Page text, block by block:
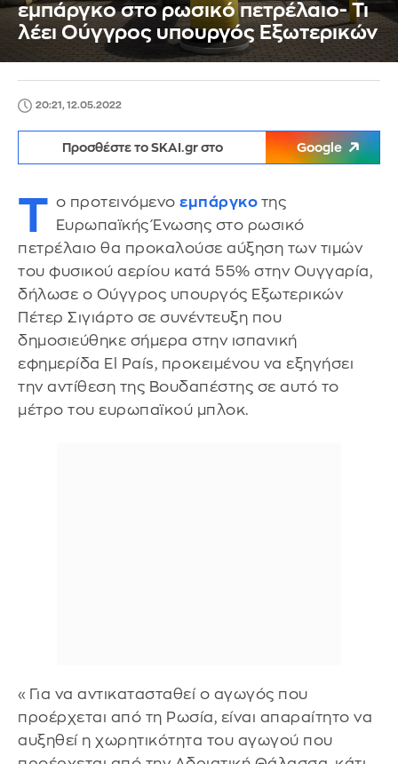
εμπάργκο στο ρωσικό πετρέλαιο- Τι
λέει Ούγγρος υπουργός Εξωτερικών
20:21, 12.05.2022
Προσθέστε το SKAI.gr στο Google
Τ ο προτεινόμενο εμπάργκο της
Ευρωπαϊκής Ένωσης στο ρωσικό
πετρέλαιο θα προκαλούσε αύξηση των τιμών
του φυσικού αερίου κατά 55% στην Ουγγαρία,
δήλωσε ο Ούγγρος υπουργός Εξωτερικών
Πέτερ Σιγιάρτο σε συνέντευξη που
δημοσιεύθηκε σήμερα στην ισπανική
εφημερίδα El País, προκειμένου να εξηγήσει
την αντίθεση της Βουδαπέστης σε αυτό το
μέτρο του ευρωπαϊκού μπλοκ.
«Για να αντικατασταθεί ο αγωγός που
προέρχεται από τη Ρωσία, είναι απαραίτητο να
αυξηθεί η χωρητικότητα του αγωγού που